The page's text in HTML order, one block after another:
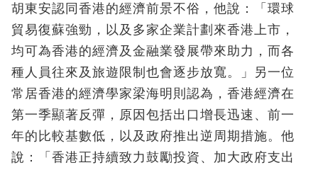
胡東安認同香港的經濟前景不俗，他說：「環球
貿易復蘇強勁，以及多家企業計劃來香港上市，
均可為香港的經濟及金融業發展帶來助力，而各
種人員往來及旅遊限制也會逐步放寬。」另一位
常居香港的經濟學家梁海明則認為，香港經濟在
第一季顯著反彈，原因包括出口增長迅速、前一
年的比較基數低，以及政府推出逆周期措施。他
說：「香港正持續致力鼓勵投資、加大政府支出